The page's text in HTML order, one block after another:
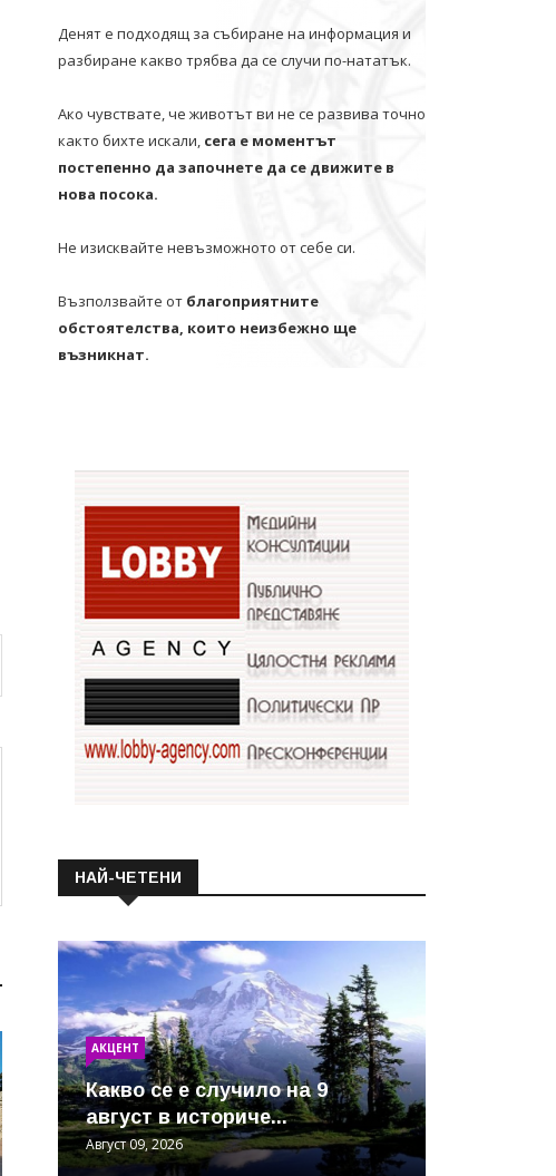
Денят е подходящ за събиране на информация и
разбиране какво трябва да се случи по-нататък.
Ако чувствате, че животът ви не се развива точно
както бихте искали, сега е моментът
постепенно да започнете да се движите в
нова посока.
Не изисквайте невъзможното от себе си.
Възползвайте от благоприятните
обстоятелства, които неизбежно ще
възникнат.
НАЙ-ЧЕТЕНИ
АКЦЕНТ
Какво се е случило на 9
август в историче...
Август 09, 2026